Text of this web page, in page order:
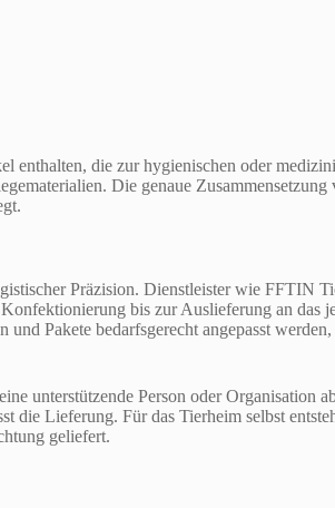
enthalten, die zur hygienischen oder
Die genaue
Präzision. Dienstleister wie FFTIN
bis zur Auslieferung an das
Pakete bedarfsgerecht angepasst
unterstützende Person oder Organisation
die Lieferung. Für das Tierheim selbst
geliefert.